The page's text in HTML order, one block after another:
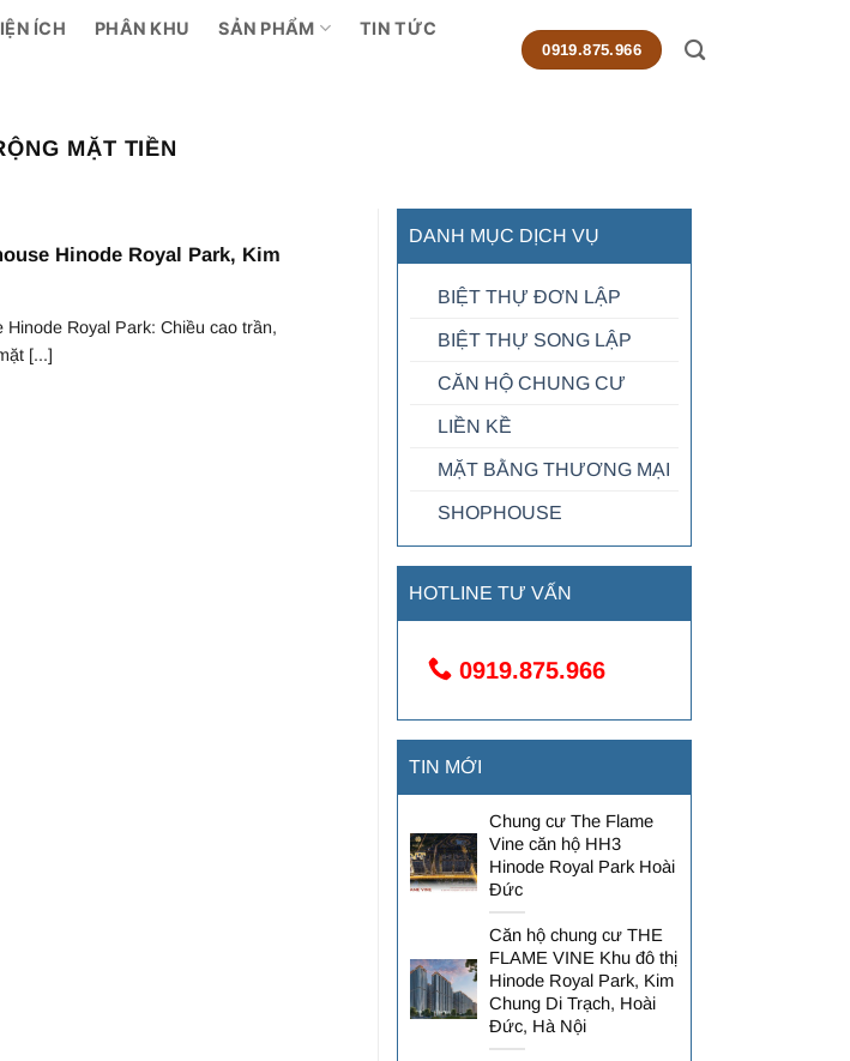
ÍCH PHÂN KHU SẢN PHẨM TIN TỨC
0919.875.966
MẶT TIỀN
Hinode Royal Park, Kim
Royal Park: Chiều cao trần,
[...]
DANH MỤC DỊCH VỤ
BIỆT THỰ ĐƠN LẬP
BIỆT THỰ SONG LẬP
CĂN HỘ CHUNG CƯ
LIỀN KỀ
MẶT BẰNG THƯƠNG MẠI
SHOPHOUSE
HOTLINE TƯ VẤN
0919.875.966
TIN MỚI
Chung cư The Flame
Vine căn hộ HH3
Hinode Royal Park Hoài
Đức
Căn hộ chung cư THE
FLAME VINE Khu đô thị
Hinode Royal Park, Kim
Chung Di Trạch, Hoài
Đức, Hà Nội